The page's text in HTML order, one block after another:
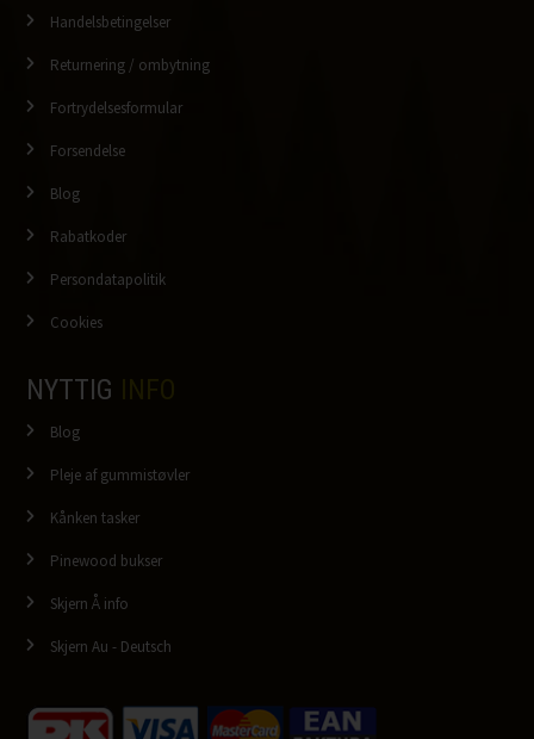
Handelsbetingelser
Returnering / ombytning
Fortrydelsesformular
Forsendelse
Blog
Rabatkoder
Persondatapolitik
Cookies
NYTTIG
Blog
Pleje af gummistøvler
Kånken tasker
Pinewood bukser
Skjern Å info
Skjern Au - Deutsch